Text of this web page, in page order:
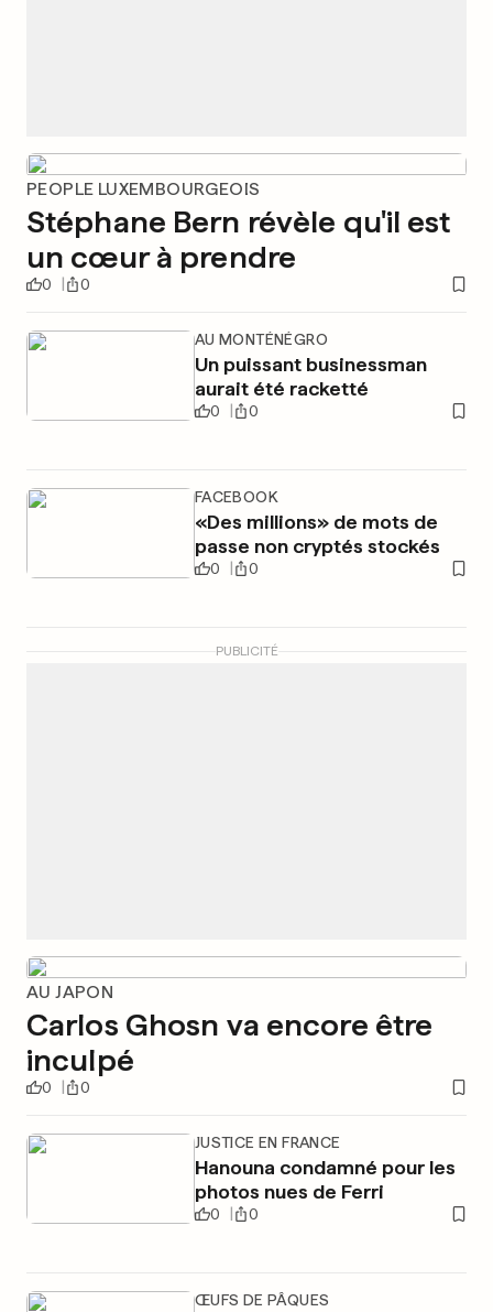
PEOPLE LUXEMBOURGEOIS
Stéphane Bern révèle qu'il est
un cœur à prendre
0 0
AU MONTÉNÉGRO
Un puissant businessman
aurait été racketté
0 0
FACEBOOK
«Des millions» de mots de
passe non cryptés stockés
0 0
PUBLICITÉ
AU JAPON
Carlos Ghosn va encore être
inculpé
0 0
JUSTICE EN FRANCE
Hanouna condamné pour les
photos nues de Ferri
0 0
ŒUFS DE PÂQUES